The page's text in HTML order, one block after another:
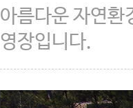
아름다운 자연환
영장입니다.